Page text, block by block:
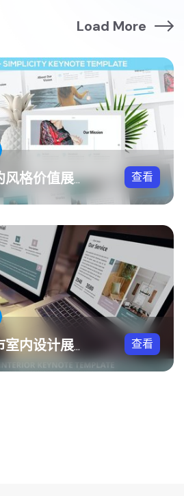
Load More
简约风格价值展示方案Keynote模板 查看
城市室内设计展示方案Keynote模板 查看